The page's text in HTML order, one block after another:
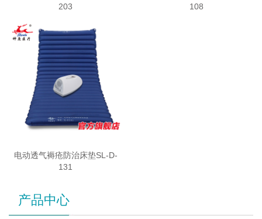
203
108
电动透气褥疮防治床垫SL-D-
131
产品中心